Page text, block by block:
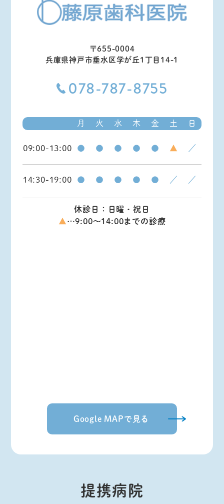
〒655-0004
兵庫県神戸市垂水区学が丘1丁目14-1
078-787-8755
月 火 水 木 金 土 日
09:00-13:00 ● ● ● ● ● ▲ ／
14:30-19:00 ● ● ● ● ● ／ ／
休診日：日曜・祝日
▲ …9:00～14:00までの診療
Google MAPで見る
提携病院